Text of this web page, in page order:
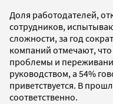
Доля работодателей,
сотрудников,
сложности, за год
компаний отмечают,
проблемы и
руководством, а 54%
приветствуется. В
соответственно.